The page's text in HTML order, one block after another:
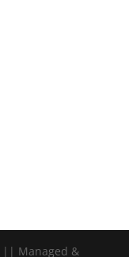
|| Managed &